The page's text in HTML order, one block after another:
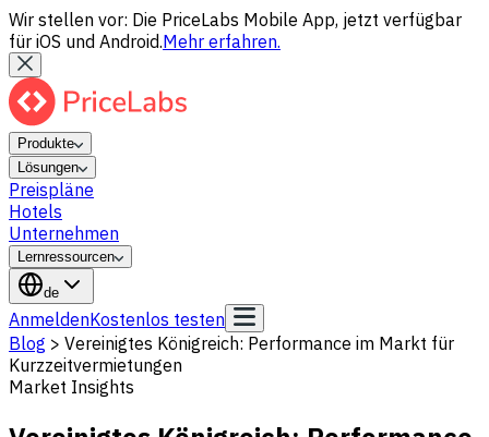
Wir stellen vor: Die PriceLabs Mobile App, jetzt verfügbar
für iOS und Android.Mehr erfahren.
Produkte
Lösungen
Preispläne
Hotels
Unternehmen
Lernressourcen
de
AnmeldenKostenlos testen
Blog > Vereinigtes Königreich: Performance im Markt für
Kurzzeitvermietungen
Market Insights